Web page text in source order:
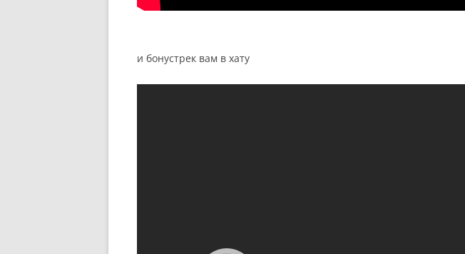
и бонустрек вам в хату